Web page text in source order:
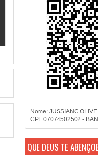
Nome: JUSSIANO
CPF 07074502502 -
QUE DEUS TE